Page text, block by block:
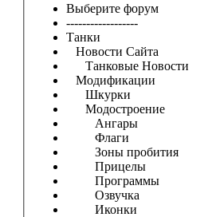
Выберите форум
------------------
Танки
Новости Сайта
Танковые Новости
Модификации
Шкурки
Модостроение
Ангары
Флаги
Зоны пробития
Прицелы
Программы
Озвучка
Иконки